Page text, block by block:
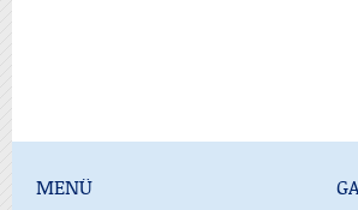
MENÜ